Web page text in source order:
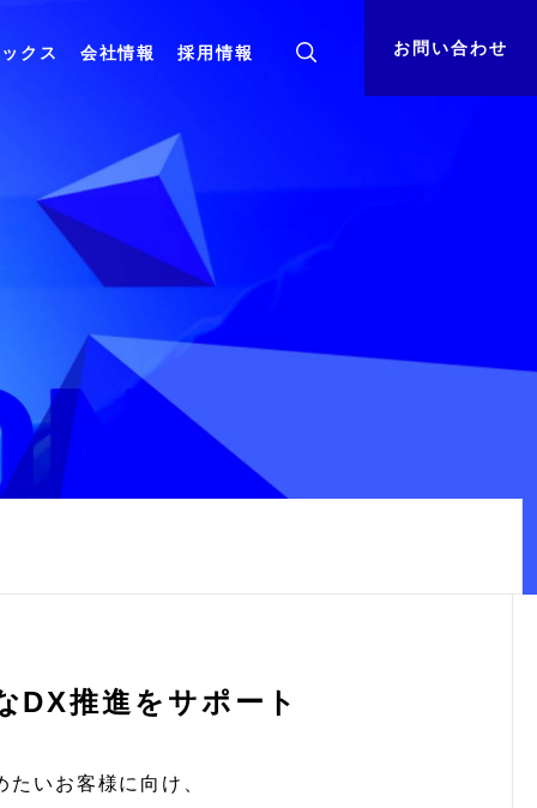
資料ダウンロード
基盤・
売業向けサービスインテグレーション
ラウドを活用した小売業様向けDX推進サー
ス
クス 会社情報
組織体制
サステナビリティ
採用情報 お問い合わせ
DX推進をサポート
いお客様に向け、